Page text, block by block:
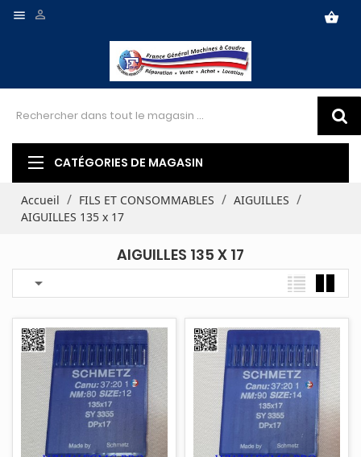
 shopping_basket

CATÉGORIES DE MAGASIN
Accueil FILS ET CONSOMMABLES
AIGUILLES
AIGUILLES 135 x 17
AIGUILLES 135 X 17
